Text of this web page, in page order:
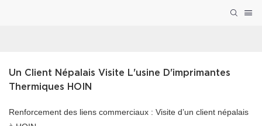
Un Client Népalais Visite L'usine D'imprimantes
Thermiques HOIN
Renforcement des liens commerciaux : Visite d’un client népalais